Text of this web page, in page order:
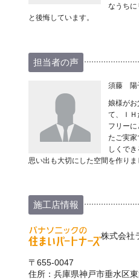
なうちに
と後悔しています。
担当者の声
須藤 陽
娘様がお
て、ＩＨ
フリー
たご実家
しくで
思い出も大切にした空間を作りま
施工店情報
株式会社
〒655-0047
住所：兵庫県神戸市垂水区